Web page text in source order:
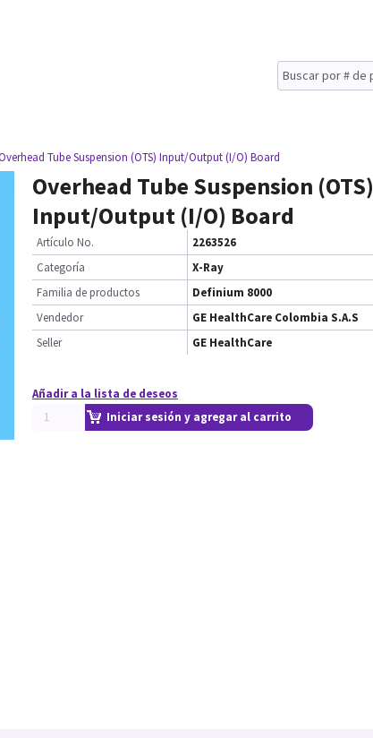
Tube Suspension (OTS) Input/Output (I/O) Board
Overhead Tube Suspension (OTS)
Input/Output (I/O) Board
Artículo No.
2263526
Categoría
X-Ray
Familia de productos
Definium 8000
Vendedor
GE HealthCare Colombia S.A.S
Seller
GE HealthCare
Añadir a la lista de deseos
Iniciar sesión y agregar al carrito